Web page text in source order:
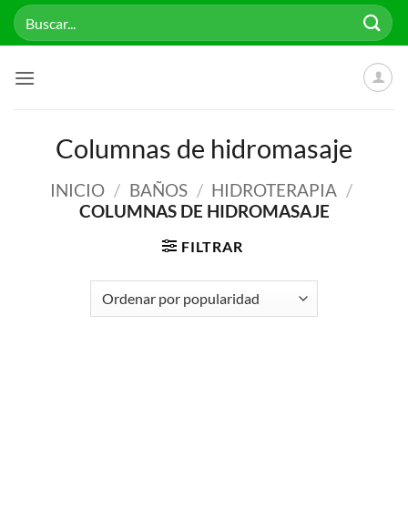
Saltar
Buscar
por:
Columnas de hidromasaje
INICIO / BAÑOS / HIDROTERAPIA /
COLUMNAS DE HIDROMASAJE
FILTRAR